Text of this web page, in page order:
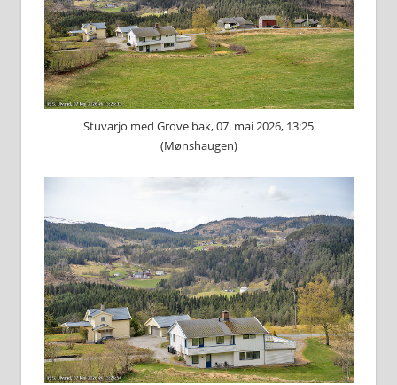
Stuvarjo med Grove bak, 07. mai 2026, 13:25
(Mønshaugen)